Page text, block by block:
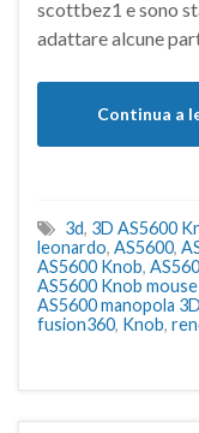
scottbez1 e sono
adattare alcune
Continua a
3d, 3D AS5600
leonardo, AS5600,
AS5600 Knob,
AS5600 Knob
AS5600 manopola 3D
fusion360, Knob,